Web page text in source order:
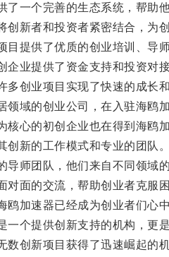
一个完善的生态系统，帮助他
新者和投资者紧密结合，为创
供了优质的创业培训、导师
业提供了资金支持和投资对接
创业项目实现了快速的成长和
域的创业公司，在入驻海鸥加
心的初创企业也在得到海鸥加
新的工作模式和专业的团队。
师团队，他们来自不同领域的
面的交流，帮助创业者克服困
加速器已经成为创业者们心中
个提供创新支持的机构，更是
创新项目获得了迅速崛起的机